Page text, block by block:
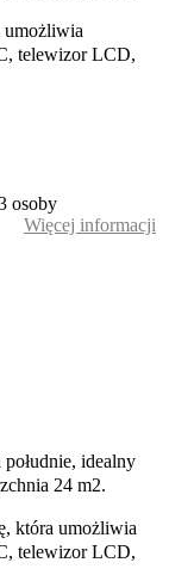
umożliwia
telewizor LCD,
osoby
Więcej informacji
idealny
24 m2.
która umożliwia
telewizor LCD,